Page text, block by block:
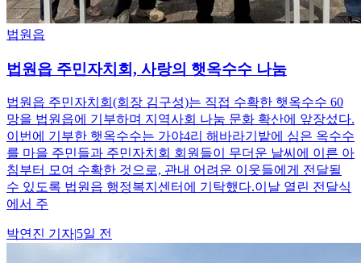
법원읍
법원읍 주민자치회, 사랑의 햇옥수수 나눔
법원읍 주민자치회(회장 김구성)는 직접 수확한 햇옥수수 60
망을 법원읍에 기부하며 지역사회 나눔 문화 확산에 앞장섰다.
이번에 기부한 햇옥수수는 가야4리 해바라기밭에 심은 옥수수
를 마을 주민들과 주민자치회 회원들이 무더운 날씨에 이른 아
침부터 모여 수확한 것으로, 관내 어려운 이웃들에게 전달될
수 있도록 법원읍 행정복지센터에 기탁했다.이날 열린 전달식
에서 주
박연진 기자|5일 전